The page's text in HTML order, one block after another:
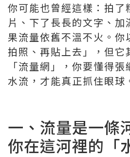
你可能也曾經這樣：拍了
片、下了長長的文字、加
果流量依舊不溫不火。你
拍照、再貼上去」，但它
「流量網」，你要懂得
水流，才能真正抓住眼球
一、流量是一條
你在這河裡的「